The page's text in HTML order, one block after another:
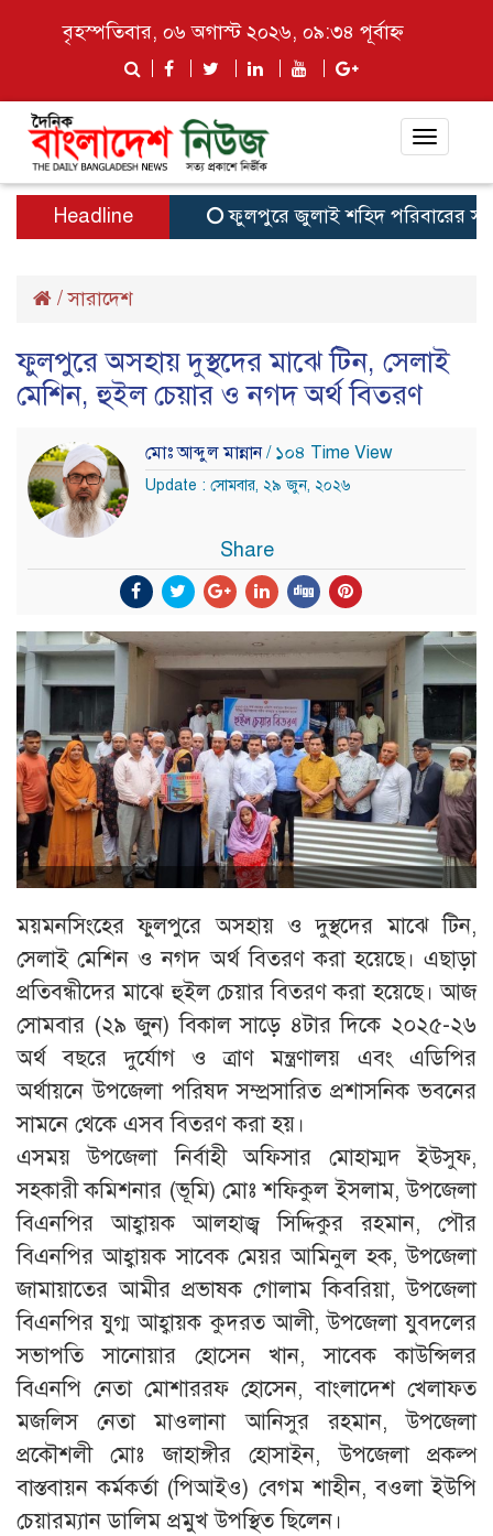
বৃহস্পতিবার, ০৬ অগাস্ট ২০২৬, ০৯:৩৪ পূর্বাহ্ন
Toggle
Headline ফুলপুরে জুলাই শহিদ পরিবারের সদস্য ও
/সারাদেশ
ফুলপুরে অসহায় দুস্থদের মাঝে টিন, সেলাই
মেশিন, হুইল চেয়ার ও নগদ অর্থ বিতরণ
মোঃ আব্দুল মান্নান/ ১০৪ Time View
Update : সোমবার, ২৯ জুন, ২০২৬
Share
ময়মনসিংহের ফুলপুরে অসহায় ও দুস্থদের মাঝে টিন,
সেলাই মেশিন ও নগদ অর্থ বিতরণ করা হয়েছে। এছাড়া
প্রতিবন্ধীদের মাঝে হুইল চেয়ার বিতরণ করা হয়েছে। আজ
সোমবার (২৯ জুন) বিকাল সাড়ে ৪টার দিকে ২০২৫-২৬
অর্থ বছরে দুর্যোগ ও ত্রাণ মন্ত্রণালয় এবং এডিপির
অর্থায়নে উপজেলা পরিষদ সম্প্রসারিত প্রশাসনিক ভবনের
সামনে থেকে এসব বিতরণ করা হয়।
এসময় উপজেলা নির্বাহী অফিসার মোহাম্মদ ইউসুফ,
সহকারী কমিশনার (ভূমি) মোঃ শফিকুল ইসলাম, উপজেলা
বিএনপির আহ্বায়ক আলহাজ্ব সিদ্দিকুর রহমান, পৌর
বিএনপির আহ্বায়ক সাবেক মেয়র আমিনুল হক, উপজেলা
জামায়াতের আমীর প্রভাষক গোলাম কিবরিয়া, উপজেলা
বিএনপির যুগ্ম আহ্বায়ক কুদরত আলী, উপজেলা যুবদলের
সভাপতি সানোয়ার হোসেন খান, সাবেক কাউন্সিলর
বিএনপি নেতা মোশাররফ হোসেন, বাংলাদেশ খেলাফত
মজলিস নেতা মাওলানা আনিসুর রহমান, উপজেলা
প্রকৌশলী মোঃ জাহাঙ্গীর হোসাইন, উপজেলা প্রকল্প
বাস্তবায়ন কর্মকর্তা (পিআইও) বেগম শাহীন, বওলা ইউপি
চেয়ারম্যান ডালিম প্রমুখ উপস্থিত ছিলেন।